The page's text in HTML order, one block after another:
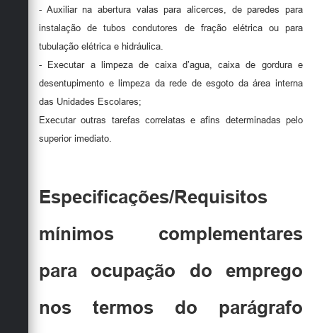
- Auxiliar na abertura valas para alicerces, de paredes para
instalação de tubos condutores de fração elétrica ou para
tubulação elétrica e hidráulica.
- Executar a limpeza de caixa d’agua, caixa de gordura e
desentupimento e limpeza da rede de esgoto da área interna
das Unidades Escolares;
Executar outras tarefas correlatas e afins determinadas pelo
superior imediato.
Especificações/Requisitos
mínimos complementares
para ocupação do emprego
nos termos do parágrafo